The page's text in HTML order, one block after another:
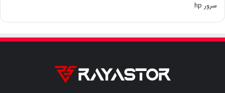
سرور hp